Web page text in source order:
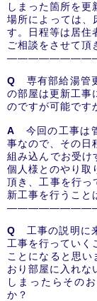
しまった箇所を更
場所によっては、
す。日程等は居住
ご相談をさせて頂
Q 専有部給湯管
の部屋は更新工事
のですが可能です
A 今回の工事は
事なので、その日
組み込んでお受け
個人様とのやり取
頂き、工事を行っ
新工事を行うこと
Q 工事の説明に
工事を行っていく
ことになると思
おり部屋に入れな
しまったらその
か？